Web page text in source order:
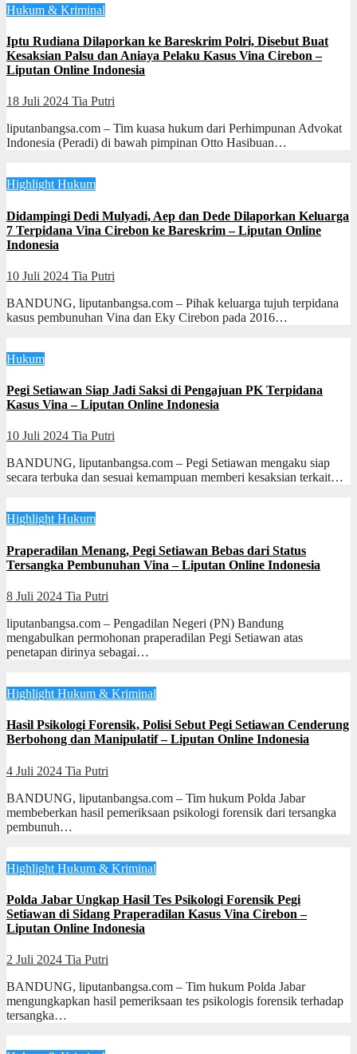
Hukum & Kriminal
Iptu Rudiana Dilaporkan ke Bareskrim Polri, Disebut Buat
Kesaksian Palsu dan Aniaya Pelaku Kasus Vina Cirebon –
Liputan Online Indonesia
18 Juli 2024 Tia Putri
liputanbangsa.com – Tim kuasa hukum dari Perhimpunan Advokat
Indonesia (Peradi) di bawah pimpinan Otto Hasibuan…
HighlightHukum
Didampingi Dedi Mulyadi, Aep dan Dede Dilaporkan Keluarga
7 Terpidana Vina Cirebon ke Bareskrim – Liputan Online
Indonesia
10 Juli 2024 Tia Putri
BANDUNG, liputanbangsa.com – Pihak keluarga tujuh terpidana
kasus pembunuhan Vina dan Eky Cirebon pada 2016…
Hukum
Pegi Setiawan Siap Jadi Saksi di Pengajuan PK Terpidana
Kasus Vina – Liputan Online Indonesia
10 Juli 2024 Tia Putri
BANDUNG, liputanbangsa.com – Pegi Setiawan mengaku siap
secara terbuka dan sesuai kemampuan memberi kesaksian terkait…
HighlightHukum
Praperadilan Menang, Pegi Setiawan Bebas dari Status
Tersangka Pembunuhan Vina – Liputan Online Indonesia
8 Juli 2024 Tia Putri
liputanbangsa.com – Pengadilan Negeri (PN) Bandung
mengabulkan permohonan praperadilan Pegi Setiawan atas
penetapan dirinya sebagai…
Highlight Hukum & Kriminal
Hasil Psikologi Forensik, Polisi Sebut Pegi Setiawan Cenderung
Berbohong dan Manipulatif – Liputan Online Indonesia
4 Juli 2024 Tia Putri
BANDUNG, liputanbangsa.com – Tim hukum Polda Jabar
membeberkan hasil pemeriksaan psikologi forensik dari tersangka
pembunuh…
Highlight Hukum & Kriminal
Polda Jabar Ungkap Hasil Tes Psikologi Forensik Pegi
Setiawan di Sidang Praperadilan Kasus Vina Cirebon –
Liputan Online Indonesia
2 Juli 2024 Tia Putri
BANDUNG, liputanbangsa.com – Tim hukum Polda Jabar
mengungkapkan hasil pemeriksaan tes psikologis forensik terhadap
tersangka…